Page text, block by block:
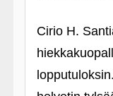
Cirio H.